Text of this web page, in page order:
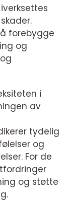
forebygge
og
i
av
tydelig
og
For de
og støtte